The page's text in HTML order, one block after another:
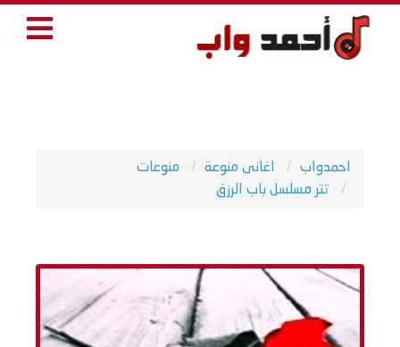
احمدواب اغانى منوعة
منوعات
تتر مسلسل باب الرزق